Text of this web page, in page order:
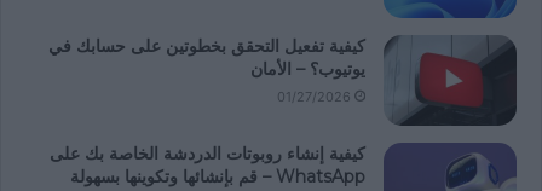
كيفية تفعيل التحقق بخطوتين على حسابك في
يوتيوب؟ – الأمان
01/27/2026
كيفية إنشاء روبوتات الدردشة الخاصة بك على
WhatsApp – قم بإنشائها وتكوينها بسهولة